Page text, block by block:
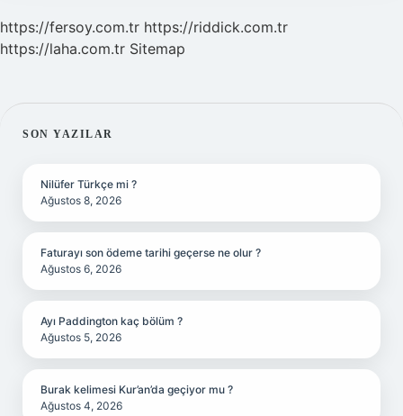
https://fersoy.com.tr https://riddick.com.tr
https://laha.com.tr Sitemap
SIDEBAR
SON YAZILAR
Nilüfer Türkçe mi ?
Ağustos 8, 2026
Faturayı son ödeme tarihi geçerse ne olur ?
Ağustos 6, 2026
Ayı Paddington kaç bölüm ?
Ağustos 5, 2026
Burak kelimesi Kur’an’da geçiyor mu ?
Ağustos 4, 2026